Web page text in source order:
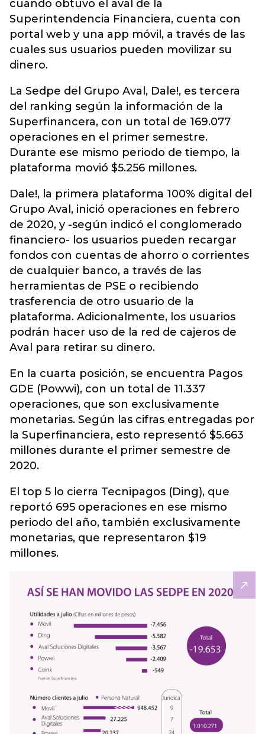
cuando obtuvo el aval de la
Superintendencia Financiera, cuenta con
portal web y una app móvil, a través de las
cuales sus usuarios pueden movilizar su
dinero.
La Sedpe del Grupo Aval, Dale!, es tercera
del ranking según la información de la
Superfinancera, con un total de 169.077
operaciones en el primer semestre.
Durante ese mismo periodo de tiempo, la
plataforma movió $5.256 millones.
Dale!, la primera plataforma 100% digital del
Grupo Aval, inició operaciones en febrero
de 2020, y -según indicó el conglomerado
financiero- los usuarios pueden recargar
fondos con cuentas de ahorro o corrientes
de cualquier banco, a través de las
herramientas de PSE o recibiendo
trasferencia de otro usuario de la
plataforma. Adicionalmente, los usuarios
podrán hacer uso de la red de cajeros de
Aval para retirar su dinero.
En la cuarta posición, se encuentra Pagos
GDE (Powwi), con un total de 11.337
operaciones, que son exclusivamente
monetarias. Según las cifras entregadas por
la Superfinanciera, esto representó $5.663
millones durante el primer semestre de
2020.
El top 5 lo cierra Tecnipagos (Ding), que
reportó 695 operaciones en ese mismo
periodo del año, también exclusivamente
monetarias, que representaron $19
millones.